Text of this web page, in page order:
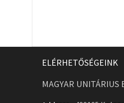
ELÉRHETŐSÉGEINK
MAGYAR UNITÁRIUS